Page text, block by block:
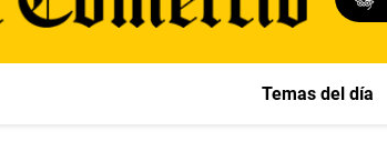
Temas del día